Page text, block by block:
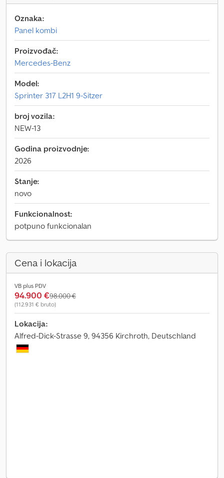
Oznaka:
Panel kombi
Proizvođač:
Mercedes-Benz
Model:
Sprinter 317 L2H1 9-Sitzer
broj vozila:
NEW-13
Godina proizvodnje:
2026
Stanje:
novo
Funkcionalnost:
potpuno funkcionalan
Cena i lokacija
VB plus PDV
94.900 €98.000 €
(112.931 € bruto)
Lokacija:
Alfred-Dick-Strasse 9, 94356 Kirchroth, Deutschland